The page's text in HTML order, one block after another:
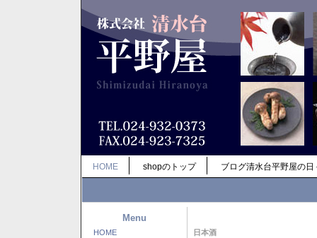
HOME shopのトップ ブログ清水台平野屋の日
Menu
HOME 日本酒